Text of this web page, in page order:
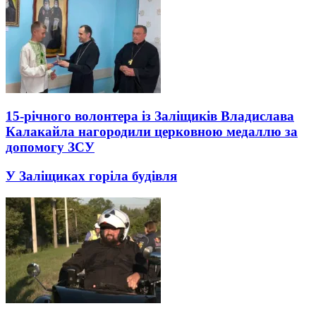
15-річного волонтера із Заліщиків Владислава
Калакайла нагородили церковною медаллю за
допомогу ЗСУ
У Заліщиках горіла будівля